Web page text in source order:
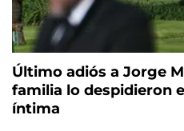
Último adiós a Jorge
familia lo despidieron
íntima